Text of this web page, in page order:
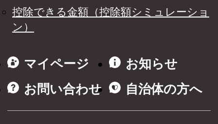
控除できる金額（控除額シミュレーショ
ン）
マイページ
お知らせ
お問い合わせ
自治体の方へ